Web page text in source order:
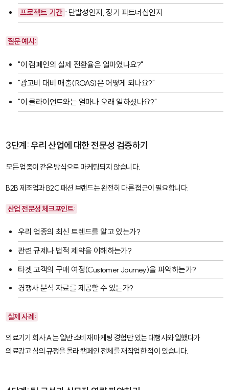
프로젝트 기간 : 단발성인지, 장기 파트너십인지
질문 예시:
"이 캠페인의 실제 전환율은 얼마였나요?"
"광고비 대비 매출(ROAS)은 어떻게 되나요?"
"이 클라이언트와는 얼마나 오래 일하셨나요?"
3단계: 우리 산업에 대한 전문성 검증하기
모든 업종이 같은 방식으로 마케팅되지 않습니다.
B2B 제조업과 B2C 패션 브랜드는 완전히 다른 접근이 필요합니다.
산업 전문성 체크포인트:
우리 업종의 최신 트렌드를 알고 있는가?
관련 규제나 법적 제약을 이해하는가?
타겟 고객의 구매 여정(Customer Journey)을 파악하는가?
경쟁사 분석 자료를 제공할 수 있는가?
실제 사례:
의료기기 회사 A는 일반 소비재 마케팅 경험만 있는 대행사와 일했다가
의료광고 심의 규정을 몰라 캠페인 전체를 재작업한 적이 있습니다.